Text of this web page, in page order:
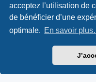
acceptez l’utilisation de
de bénéficier d’une
optimale. En savoir